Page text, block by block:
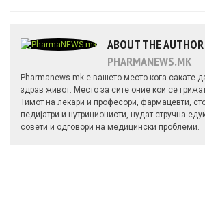
ABOUT THE AUTHOR
PHARMANEWS.MK
Pharmanews.mk е вашето место кога сакате
здрав живот. Место за сите оние кои се
Тимот на лекари и професори, фармацевти,
педијатри и нутриционисти, нудат стручна
совети и одговори на медицински проблеми.